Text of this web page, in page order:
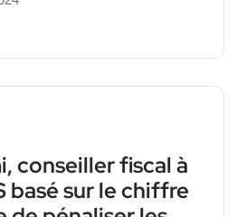
conseiller fiscal à
basé sur le chiffre